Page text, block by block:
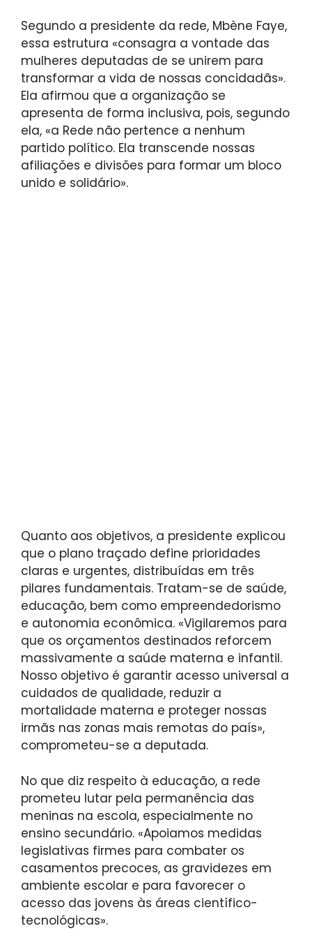
Segundo a presidente da rede, Mbène Faye,
essa estrutura «consagra a vontade das
mulheres deputadas de se unirem para
transformar a vida de nossas concidadãs».
Ela afirmou que a organização se
apresenta de forma inclusiva, pois, segundo
ela, «a Rede não pertence a nenhum
partido político. Ela transcende nossas
afiliações e divisões para formar um bloco
unido e solidário».
Quanto aos objetivos, a presidente explicou
que o plano traçado define prioridades
claras e urgentes, distribuídas em três
pilares fundamentais. Tratam-se de saúde,
educação, bem como empreendedorismo
e autonomia econômica. «Vigilaremos para
que os orçamentos destinados reforcem
massivamente a saúde materna e infantil.
Nosso objetivo é garantir acesso universal a
cuidados de qualidade, reduzir a
mortalidade materna e proteger nossas
irmãs nas zonas mais remotas do país»,
comprometeu-se a deputada.
No que diz respeito à educação, a rede
prometeu lutar pela permanência das
meninas na escola, especialmente no
ensino secundário. «Apoiamos medidas
legislativas firmes para combater os
casamentos precoces, as gravidezes em
ambiente escolar e para favorecer o
acesso das jovens às áreas científico-
tecnológicas».